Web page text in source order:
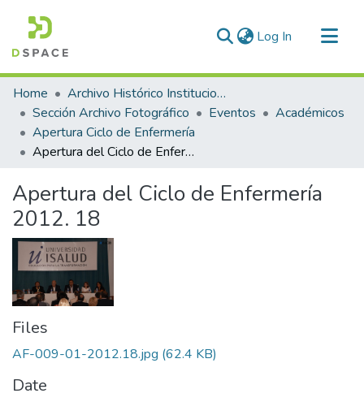
Log In (current)
Communities & Collections
All of DSpace
Statistics
Home
Archivo Histórico Institucional
Sección Archivo Fotográfico
Eventos
Académicos
Apertura Ciclo de Enfermería
Apertura del Ciclo de Enfermería 2012. 18
Apertura del Ciclo de Enfermería
2012. 18
Files
AF-009-01-2012.18.jpg (62.4 KB)
Date